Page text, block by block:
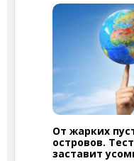
От жарких
островов.
заставит